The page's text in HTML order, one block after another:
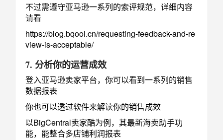
不过需遵守亚马逊一系列的索评规范，详细内容
请看
https://blog.bqool.cn/requesting-feedback-and-re
view-is-acceptable/
7. 分析你的运营成效
登入亚马逊卖家平台，你可以看到一系列的销售
数据报表
你也可以透过软件来解读你的销售成效
以BigCentral卖家酷为例，其最新海卖助手功
能，能整合多店铺利润报表